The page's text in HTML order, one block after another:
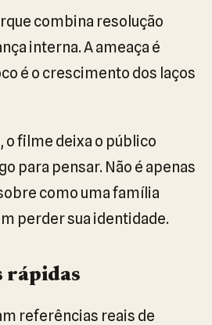
combina resolução
interna. A ameaça é
é o crescimento dos laços
o filme deixa o público
para pensar. Não é apenas
como uma família
perder sua identidade.
rápidas
referências reais de